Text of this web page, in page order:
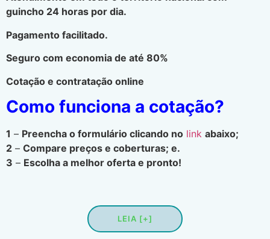
guincho 24 horas por dia.
Pagamento facilitado.
Seguro com economia de até 80%
Cotação e contratação online
Como funciona a cotação?
1 – Preencha o formulário clicando no link abaixo;
2 – Compare preços e coberturas; e.
3 – Escolha a melhor oferta e pronto!
LEIA [+]